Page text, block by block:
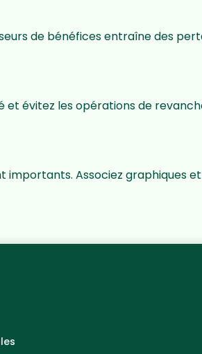
de bénéfices entraîne des
et évitez les opérations de
Associez graphiques